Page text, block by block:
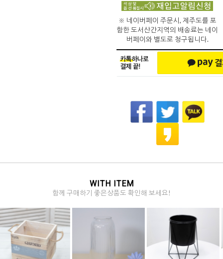
※ 네이버페이 주문시, 제주도를 포
함한 도서산간지역의 배송료는 네이
버페이와 별도로 청구됩니다.
WITH ITEM
함께 구매하기 좋은상품도 확인해 보세요!